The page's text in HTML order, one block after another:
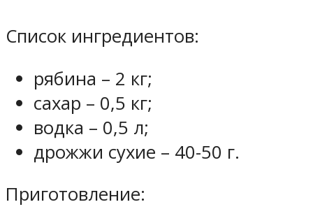
Список ингредиентов:
рябина – 2 кг;
сахар – 0,5 кг;
водка – 0,5 л;
дрожжи сухие – 40-50 г.
Приготовление: